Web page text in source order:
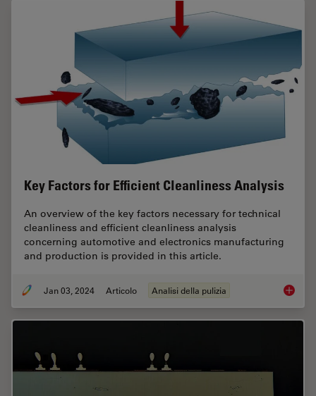
Key Factors for Efficient Cleanliness Analysis
An overview of the key factors necessary for technical
cleanliness and efficient cleanliness analysis
concerning automotive and electronics manufacturing
and production is provided in this article.
Jan 03, 2024 Articolo Analisi della pulizia Key